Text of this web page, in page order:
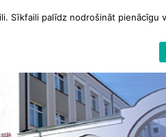
Sīkfaili palīdz nodrošināt